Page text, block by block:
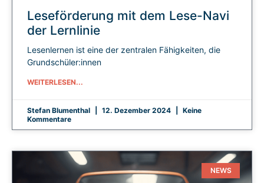
Leseförderung mit dem Lese-Navi
der Lernlinie
Lesenlernen ist eine der zentralen Fähigkeiten, die
Grundschüler:innen
WEITERLESEN...
Stefan Blumenthal 12. Dezember 2024
Keine
Kommentare
NEWS